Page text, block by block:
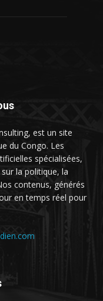
est un site
du Congo. Les
spécialisées,
la politique, la
contenus, générés
en temps réel pour